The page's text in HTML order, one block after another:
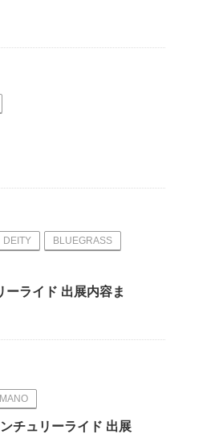
DEITY BLUEGRASS
ライド 出展内容ま
チュリーライド 出展